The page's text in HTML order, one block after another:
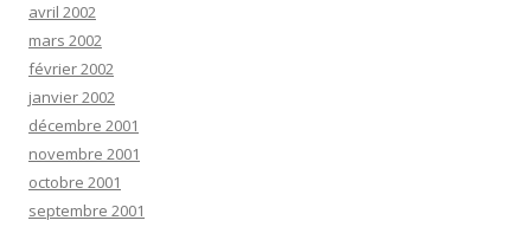
avril 2002
mars 2002
février 2002
janvier 2002
décembre 2001
novembre 2001
octobre 2001
septembre 2001